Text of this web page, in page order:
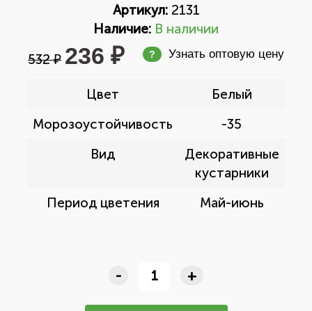
Артикул:2131
Наличие: В наличии
532 ₽ 236 ₽ ? Узнать оптовую цену
Цвет
Белый
Морозоустойчивость
-35
Вид
Декоративные
кустарники
Период цветения
Май-июнь
- +